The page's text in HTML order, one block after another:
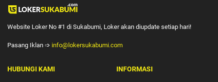
Website Loker No #1 di Sukabumi, Loker akan diupdate setiap hari!
Pasang Iklan ➩ info@lokersukabumi.com
HUBUNGI KAMI INFORMASI